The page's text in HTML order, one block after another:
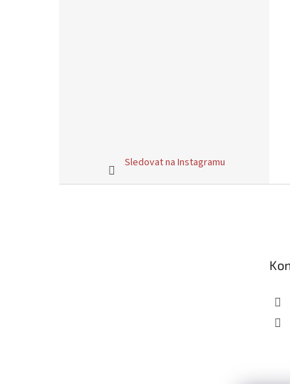
Sledovat na Instagramu